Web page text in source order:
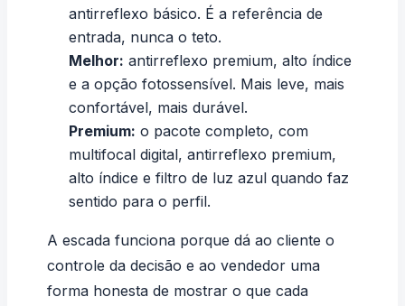
antirreflexo básico. É a referência de
entrada, nunca o teto.
Melhor: antirreflexo premium, alto índice
e a opção fotossensível. Mais leve, mais
confortável, mais durável.
Premium: o pacote completo, com
multifocal digital, antirreflexo premium,
alto índice e filtro de luz azul quando faz
sentido para o perfil.
A escada funciona porque dá ao cliente o
controle da decisão e ao vendedor uma
forma honesta de mostrar o que cada